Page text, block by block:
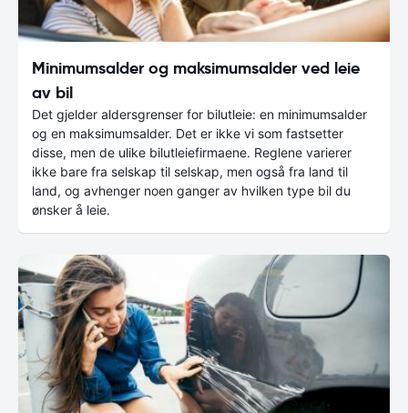
Minimumsalder og maksimumsalder ved leie
av bil
Det gjelder aldersgrenser for bilutleie: en minimumsalder
og en maksimumsalder. Det er ikke vi som fastsetter
disse, men de ulike bilutleiefirmaene. Reglene varierer
ikke bare fra selskap til selskap, men også fra land til
land, og avhenger noen ganger av hvilken type bil du
ønsker å leie.